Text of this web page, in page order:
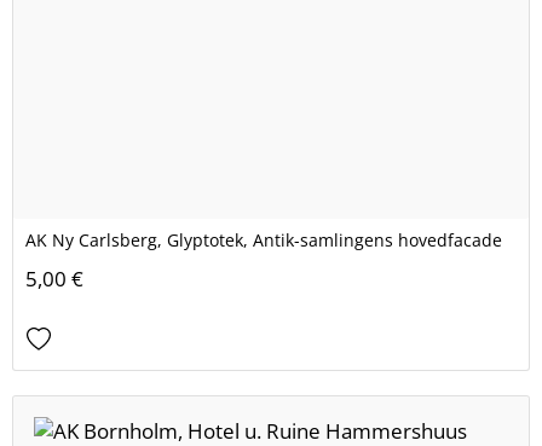
AK Ny Carlsberg, Glyptotek, Antik-samlingens hovedfacade
5,00 €